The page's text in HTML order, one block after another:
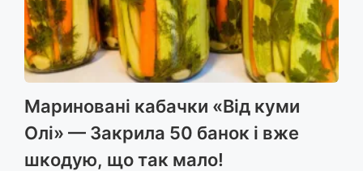
Мариновані кабачки «Від куми
Олі» — Закрила 50 банок і вже
шкодую, що так мало!